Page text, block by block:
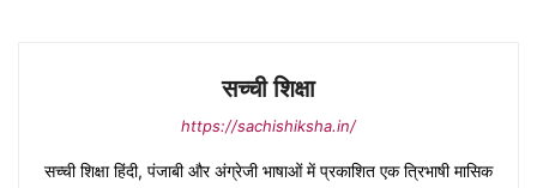
सच्ची शिक्षा
https://sachishiksha.in/
सच्ची शिक्षा हिंदी, पंजाबी और अंग्रेजी भाषाओं में प्रकाशित एक त्रिभाषी मासिक